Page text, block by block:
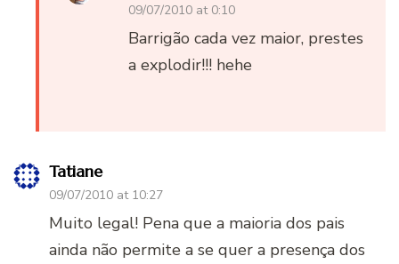
09/07/2010 at 0:10
Barrigão cada vez maior, prestes
a explodir!!! hehe
Tatiane
09/07/2010 at 10:27
Muito legal! Pena que a maioria dos pais
ainda não permite a se quer a presença dos